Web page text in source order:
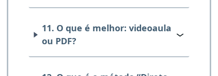
11. O que é melhor: videoaula
ou PDF?